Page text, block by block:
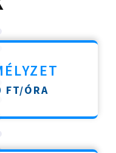
FT/ÓRA